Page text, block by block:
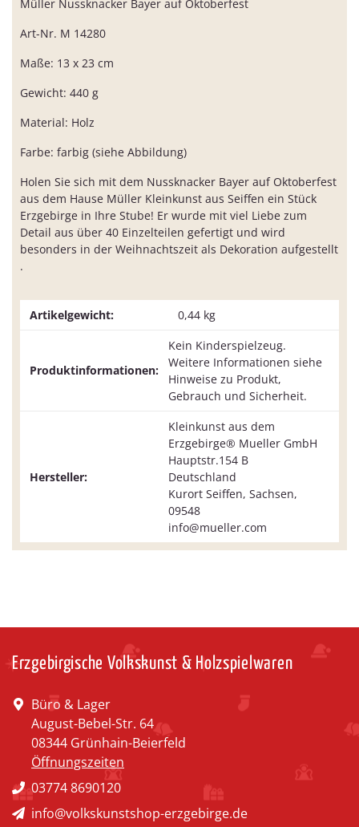
Müller Nussknacker Bayer auf Oktoberfest
Art-Nr. M 14280
Maße: 13 x 23 cm
Gewicht: 440 g
Material: Holz
Farbe: farbig (siehe Abbildung)
Holen Sie sich mit dem Nussknacker Bayer auf Oktoberfest
aus dem Hause Müller Kleinkunst aus Seiffen ein Stück
Erzgebirge in Ihre Stube! Er wurde mit viel Liebe zum
Detail aus über 40 Einzelteilen gefertigt und wird
besonders in der Weihnachtszeit als Dekoration aufgestellt
.
Artikelgewicht: 0,44 kg
Produktinformationen:
Kein Kinderspielzeug.
Weitere Informationen siehe
Hinweise zu Produkt,
Gebrauch und Sicherheit.
Hersteller:
Kleinkunst aus dem
Erzgebirge® Mueller GmbH
Hauptstr.154 B
Deutschland
Kurort Seiffen, Sachsen,
09548
info@mueller.com
Erzgebirgische Volkskunst & Holzspielwaren
Büro & Lager
August-Bebel-Str. 64
08344 Grünhain-Beierfeld
Öffnungszeiten
03774 8690120
info@volkskunstshop-erzgebirge.de